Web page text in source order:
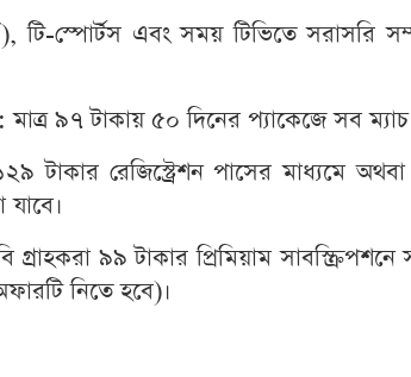
টি-স্পোর্টস এবং সময় টিভিতে সরাসরি
৯৭ টাকায় ৫০ দিনের প্যাকেজে সব ম্যাচ
রেজিস্ট্রেশন পাসের মাধ্যমে অথবা
যাবে।
৯৯ টাকার প্রিমিয়াম
নিতে হবে)।